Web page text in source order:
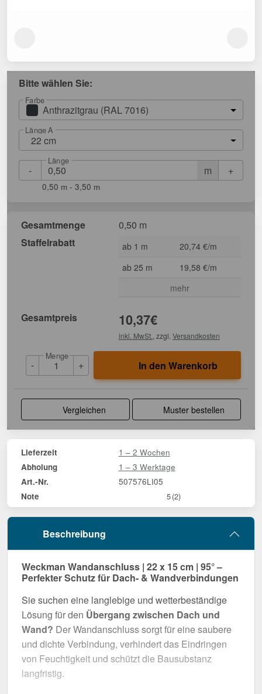
Bitte wählen Sie:
Farbe
Anthrazitgrau (RAL 7016)
Länge A
22 cm
- m
Länge
+
0,50 m - 3,50 m
Gesamtmenge
0,50 m
Staffelrabatt
ab 1 m
20,74 €/m
ab 25 m
19,58 €/m
mehr
Gesamtpreis 10,37€
inkl. MwSt. , zzgl. Versandkosten
-
Menge
+ In den Warenkorb
Vergleichen Muster bestellen
Lieferzeit 1 – 2 Wochen
Abholung 1 – 3 Werktage
Art.-Nr. 507576LI05
Note 5(2)
Beschreibung
Weckman Wandanschluss | 22 x 15 cm | 95° –
Perfekter Schutz für Dach- & Wandverbindungen
Sie suchen eine langlebige und wetterbeständige
Lösung für den Übergang zwischen Dach und
Wand? Der Wandanschluss sorgt für eine saubere
und dichte Verbindung, verhindert das Eindringen
von Feuchtigkeit und schützt die Bausubstanz
langfristig.